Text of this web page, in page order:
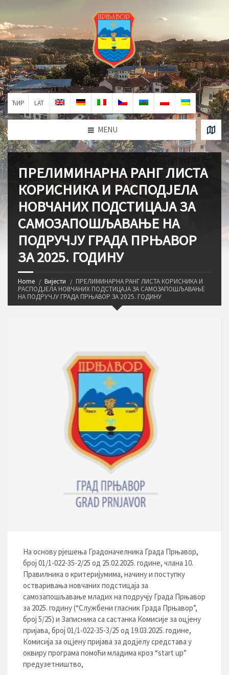
ЋИР LAT
MENU
ПРЕЛИМИНАРНА РАНГ ЛИСТА
КОРИСНИКА И РАСПОДЈЕЛА
НОВЧАНИХ ПОДСТИЦАЈА ЗА
САМОЗАПОШЉАВАЊЕ НА
ПОДРУЧЈУ ГРАДА ПРЊАВОР
ЗА 2025. ГОДИНУ
Home Вијести
ПРЕЛИМИНАРНА РАНГ ЛИСТА КОРИСНИКА И
РАСПОДЈЕЛА НОВЧАНИХ ПОДСТИЦАЈА ЗА САМОЗАПОШЉАВАЊЕ
НА ПОДРУЧЈУ ГРАДА ПРЊАВОР ЗА 2025. ГОДИНУ
На основу рјешења Градоначелника Града Прњавор,
број 01/1-022-35-2/25 од 25.02.2025. године, члана 10.
Правилника о критеријумима, начину и поступку
остваривања новчаних подстицаја за
самозапошљавање младих на подручју Града Прњавор
за 2025. годину (“Службени гласник Града Прњавор”,
број 5/25) и Записника са састанка Комисије за оцјену
пријава, број 01/1-022-35-3/25 од 19.03.2025. године,
Комисија за оцјену пријава за додјелу средстава у
оквиру програма помоћи младима кроз “stаrt up”
предузетништво,